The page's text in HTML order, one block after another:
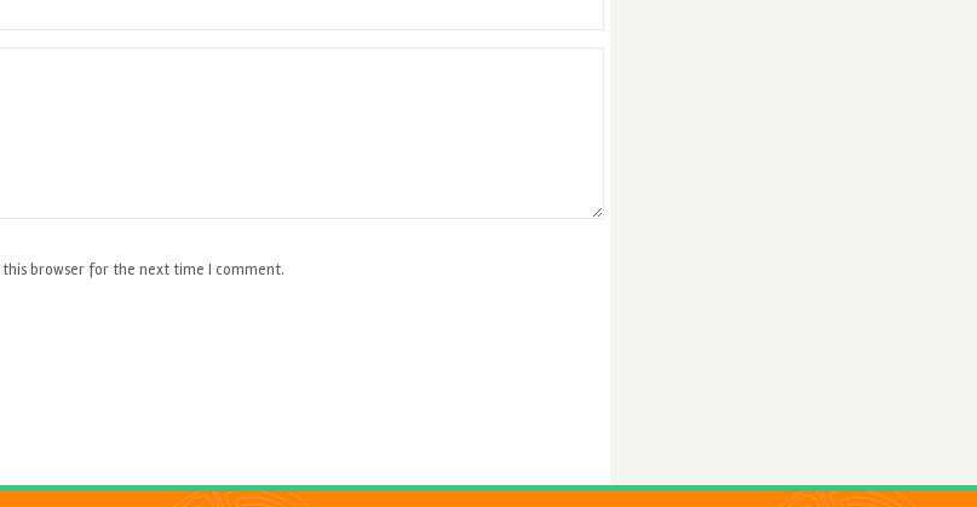
browser for the next time I comment.